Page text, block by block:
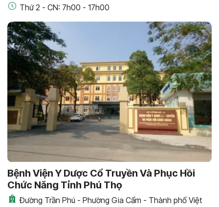
Thứ 2 - CN: 7h00 - 17h00
Bệnh Viện Y Dược Cổ Truyền Và Phục Hồi
Chức Năng Tỉnh Phú Thọ
Đường Trần Phú - Phường Gia Cẩm - Thành phố Việt